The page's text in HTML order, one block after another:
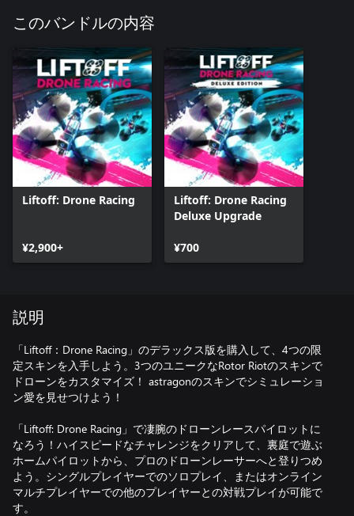
このバンドルの内容
Liftoff: Drone Racing
¥2,900+
Liftoff: Drone Racing
Deluxe Upgrade
¥700
説明
「Liftoff：Drone Racing」のデラックス版を購入して、4つの限
定スキンを入手しよう。3つのユニークなRotor Riotのスキンで
ドローンをカスタマイズ！ astragonのスキンでシミュレーショ
ン愛を見せつけよう！
「Liftoff: Drone Racing」で凄腕のドローンレースパイロットに
なろう！ハイスピードなチャレンジをクリアして、裏庭で遊ぶ
ホームパイロットから、プロのドローンレーサーへと登りつめ
よう。シングルプレイヤーでのソロプレイ、またはオンライン
マルチプレイヤーでの他のプレイヤーとの対戦プレイが可能で
す。